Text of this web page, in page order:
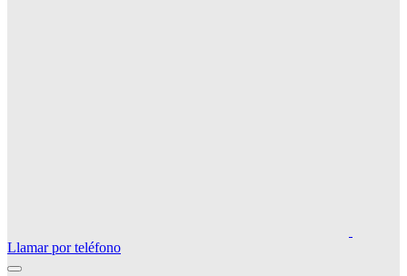
Llamar por teléfono